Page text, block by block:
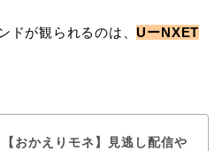
ドが観られるのは、UーNXET
【おかえりモネ】見逃し配信や